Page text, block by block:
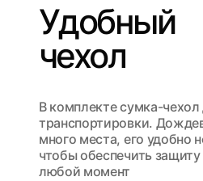
Удобный
чехол
В комплекте сумка-чехол
транспортировки.
много места, его удобно
чтобы обеспечить
любой момент